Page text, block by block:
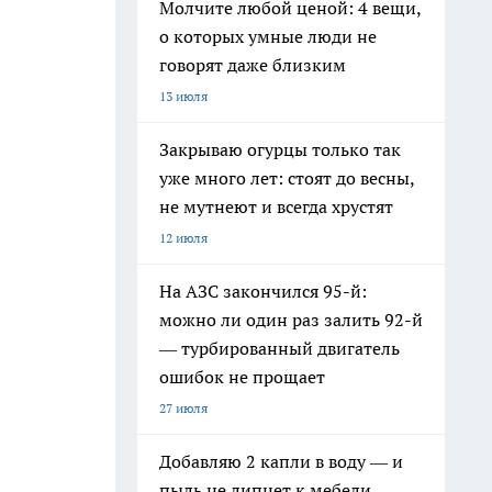
Молчите любой ценой: 4 вещи,
о которых умные люди не
говорят даже близким
13 июля
Закрываю огурцы только так
уже много лет: стоят до весны,
не мутнеют и всегда хрустят
12 июля
На АЗС закончился 95-й:
можно ли один раз залить 92-й
— турбированный двигатель
ошибок не прощает
27 июля
Добавляю 2 капли в воду — и